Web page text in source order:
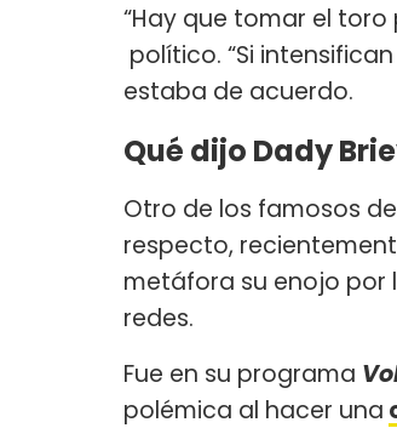
“Hay que tomar el
político. “Si
estaba de acuerdo.
Qué dijo Dady
Otro de los famosos
respecto,
metáfora su enojo por
redes.
Fue en su programa
polémica al hacer una